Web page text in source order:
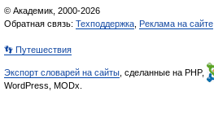
© Академик, 2000-2026
Обратная связь: Техподдержка Реклама на сайте
👣 Путешествия
Экспорт словарей на сайты , сделанные на PHP,
WordPress, MODx.